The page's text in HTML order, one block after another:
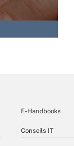
E-Handbooks
Conseils IT